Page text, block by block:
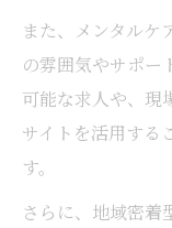
働く人
メンタ
ト
サポー
メンタ
また、メンタルケ
の雰囲気やサポー
可能な求人や、現
サイトを活用する
す。
さらに、地域密着